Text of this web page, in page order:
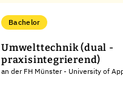
Bachelor
Umwelttechnik (dual -
praxisintegrierend)
an der FH Münster - University of